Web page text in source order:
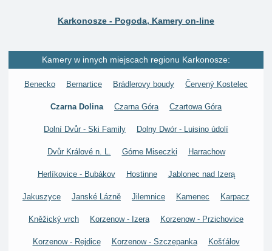
Karkonosze - Pogoda, Kamery on-line
Kamery w innych miejscach regionu Karkonosze:
Benecko Bernartice Brádlerovy boudy Červený Kostelec
Czarna Dolina Czarna Góra Czartowa Góra
Dolní Dvůr - Ski Family Dolny Dwór - Luisino údolí
Dvůr Králové n. L. Górne Miseczki Harrachow
Herlíkovice - Bubákov Hostinne Jablonec nad Izerą
Jakuszyce Janské Lázně Jilemnice Kamenec Karpacz
Kněžický vrch Korzenow - Izera Korzenow - Przichovice
Korzenow - Rejdice Korzenow - Szczepanka Košťálov